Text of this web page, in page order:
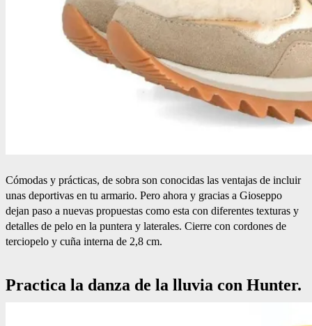
Cómodas y prácticas, de sobra son conocidas las ventajas de incluir
unas deportivas en tu armario. Pero ahora y gracias a Gioseppo
dejan paso a nuevas propuestas como esta con diferentes texturas y
detalles de pelo en la puntera y laterales. Cierre con cordones de
terciopelo y cuña interna de 2,8 cm.
Practica la danza de la lluvia con Hunter.